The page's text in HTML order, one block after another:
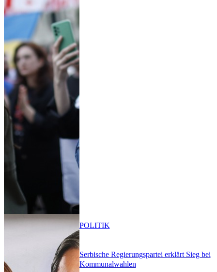
Serbische Regierungspartei erklärt Sieg bei
Kommunalwahlen
POLITIK